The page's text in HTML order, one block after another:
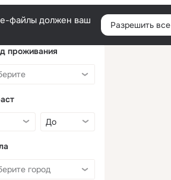
файлы должен ваш
Разрешить все
проживания